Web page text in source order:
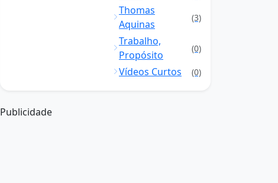
Thomas
Aquinas
(3)
Trabalho,
Propósito
(0)
Vídeos Curtos (0)
Publicidade